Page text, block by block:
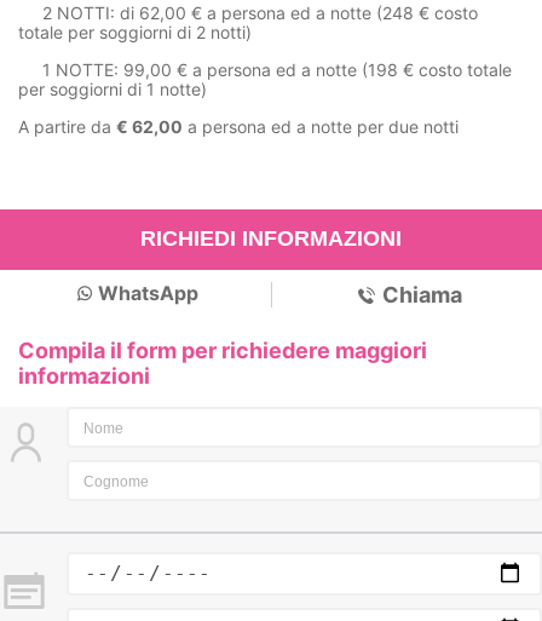
2 NOTTI: di 62,00 € a persona ed a notte (248 € costo
totale per soggiorni di 2 notti)
1 NOTTE: 99,00 € a persona ed a notte (198 € costo totale
per soggiorni di 1 notte)
A partire da € 62,00 a persona ed a notte per due notti
RICHIEDI INFORMAZIONI
WhatsApp Chiama
Compila il form per richiedere maggiori
informazioni